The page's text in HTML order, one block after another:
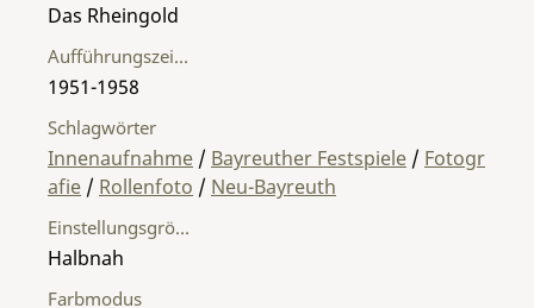
Einstellungsgröße
Halbnah
Farbmodus
Das Rheingold
Aufführungszeitraum
1951-1958
Schlagwörter
Innenaufnahme / Bayreuther Festspiele / Fotogr
afie / Rollenfoto / Neu-Bayreuth